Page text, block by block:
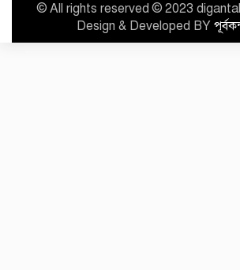
© All rights reserved © 2023
Design & Developed BY